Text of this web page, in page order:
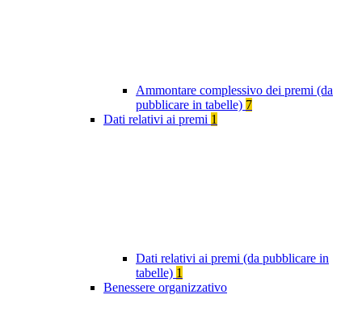
Ammontare complessivo dei premi (da
pubblicare in tabelle) 7
Dati relativi ai premi 1
Dati relativi ai premi (da pubblicare in
tabelle) 1
Benessere organizzativo